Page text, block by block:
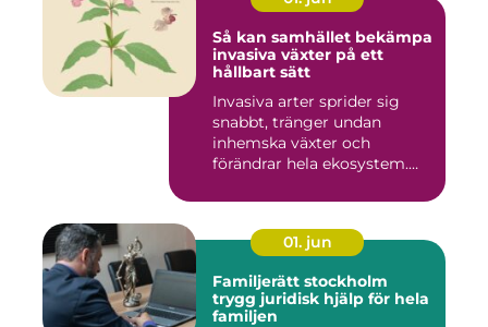
Så kan samhället bekämpa
invasiva växter på ett
hållbart sätt
Invasiva arter sprider sig
snabbt, tränger undan
inhemska växter och
förändrar hela ekosystem.
01. jun
Familjerätt stockholm
trygg juridisk hjälp för hela
familjen